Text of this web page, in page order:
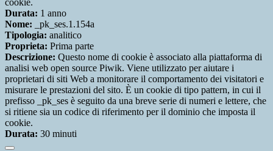
cookie.
Durata: 1 anno
Nome: _pk_ses.1.154a
Tipologia: analitico
Proprieta: Prima parte
Descrizione: Questo nome di cookie è associato alla piattaforma di
analisi web open source Piwik. Viene utilizzato per aiutare i
proprietari di siti Web a monitorare il comportamento dei visitatori e
misurare le prestazioni del sito. È un cookie di tipo pattern, in cui il
prefisso _pk_ses è seguito da una breve serie di numeri e lettere, che
si ritiene sia un codice di riferimento per il dominio che imposta il
cookie.
Durata: 30 minuti